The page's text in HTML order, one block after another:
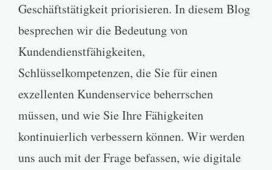
Geschäftstätigkeit priorisieren. In diesem Blog
besprechen wir die Bedeutung von
Kundendienstfähigkeiten,
Schlüsselkompetenzen, die Sie für einen
exzellenten Kundenservice beherrschen
müssen, und wie Sie Ihre Fähigkeiten
kontinuierlich verbessern können. Wir werden
uns auch mit der Frage befassen, wie digitale